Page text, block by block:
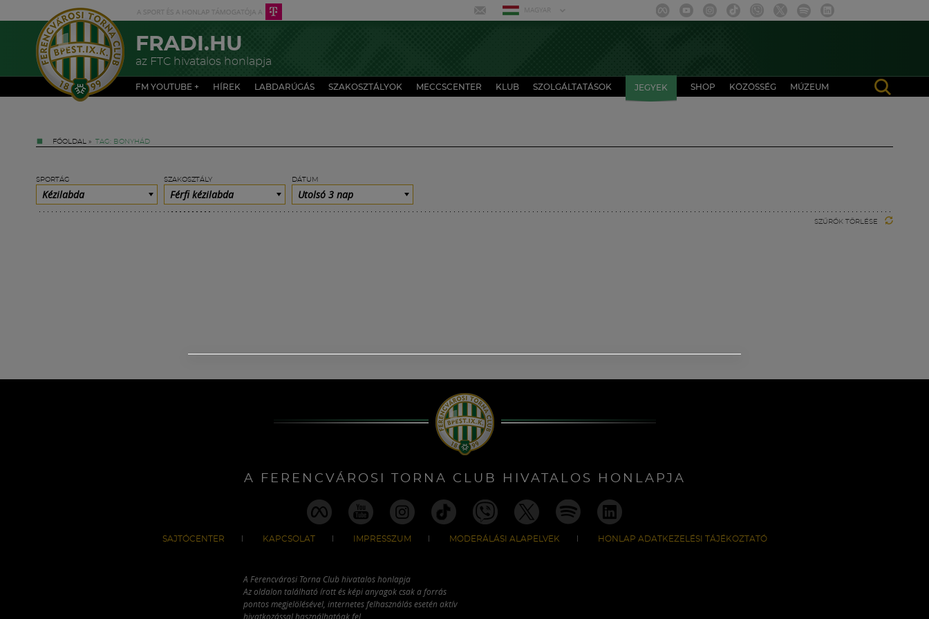
MAGYAR
FRADI.HU
az FTC hivatalos honlapja
FM YOUTUBE + HÍREK LABDARÚGÁS SZAKOSZTÁLYOK MECCSCENTER KLUB SZOLGÁLTATÁSOK JEGYEK SHOP KÖZÖSSÉG MÚZEUM
FŐOLDAL » TAG: BONYHÁD
SPORTÁG
Kézilabda
SZAKOSZTÁLY
Férfi kézilabda
DÁTUM
Utolsó 3 nap
SZŰRŐK TÖRLÉSE
A FERENCVÁROSI TORNA CLUB HIVATALOS HONLAPJA
SAJTÓCENTER KAPCSOLAT IMPRESSZUM MODERÁLÁSI ALAPELVEK HONLAP ADATKEZELÉSI TÁJÉKOZTATÓ
A Ferencvárosi Torna Club hivatalos honlapja
Az oldalon található írott és képi anyagok csak a forrás
pontos megjelölésével, internetes felhasználás esetén aktív
hivatkozással használhatóak fel.